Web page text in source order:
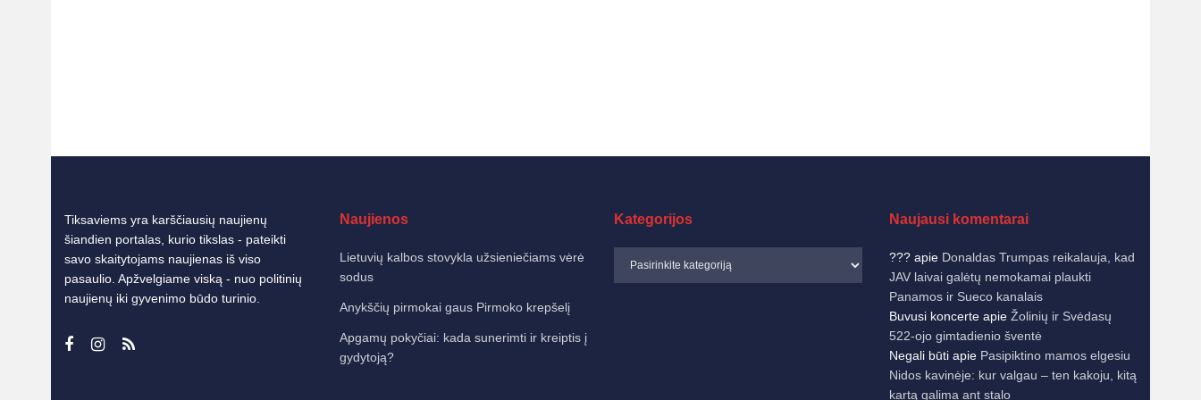
Tiksaviems yra karščiausių naujienų
šiandien portalas, kurio tikslas - pateikti
savo skaitytojams naujienas iš viso
pasaulio. Apžvelgiame viską - nuo politinių
naujienų iki gyvenimo būdo turinio.
Naujienos
Lietuvių kalbos stovykla užsieniečiams vėrė
sodus
Anykščių pirmokai gaus Pirmoko krepšelį
Apgamų pokyčiai: kada sunerimti ir kreiptis į
gydytoją?
Kategorijos Naujausi komentarai
???apie Donaldas Trumpas reikalauja, kad
JAV laivai galėtų nemokamai plaukti
Panamos ir Sueco kanalais
Buvusi koncerteapie Žolinių ir Svėdasų
522-ojo gimtadienio šventė
Negali būtiapie Pasipiktino mamos elgesiu
Nidos kavinėje: kur valgau – ten kakoju, kitą
kartą galima ant stalo